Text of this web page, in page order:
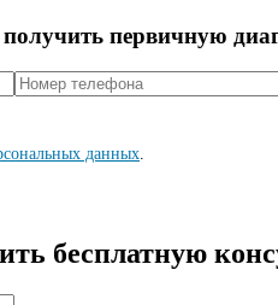
первичную
данных.
бесплатную